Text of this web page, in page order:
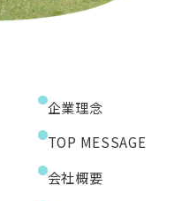
企業理念
TOP MESSAGE
会社概要